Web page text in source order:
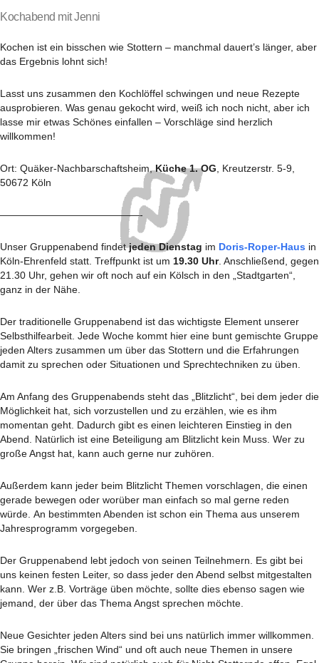
Kochabend mit Jenni
Kochen ist ein bisschen wie Stottern – manchmal dauert’s länger, aber
das Ergebnis lohnt sich!
Lasst uns zusammen den Kochlöffel schwingen und neue Rezepte
ausprobieren. Was genau gekocht wird, weiß ich noch nicht, aber ich
lasse mir etwas Schönes einfallen – Vorschläge sind herzlich
willkommen!
Ort: Quäker-Nachbarschaftsheim,Küche 1. OG , Kreutzerstr. 5-9,
50672 Köln
——————————————-
Unser Gruppenabend findetjeden Dienstag im Doris-Roper-Haus in
Köln-Ehrenfeld statt. Treffpunkt ist um 19.30 Uhr. Anschließend, gegen
21.30 Uhr, gehen wir oft noch auf ein Kölsch in den „Stadtgarten“,
ganz in der Nähe.
Der traditionelle Gruppenabend ist das wichtigste Element unserer
Selbsthilfearbeit. Jede Woche kommt hier eine bunt gemischte Gruppe
jeden Alters zusammen um über das Stottern und die Erfahrungen
damit zu sprechen oder Situationen und Sprechtechniken zu üben.
Am Anfang des Gruppenabends steht das „Blitzlicht“, bei dem jeder die
Möglichkeit hat, sich vorzustellen und zu erzählen, wie es ihm
momentan geht. Dadurch gibt es einen leichteren Einstieg in den
Abend. Natürlich ist eine Beteiligung am Blitzlicht kein Muss. Wer zu
große Angst hat, kann auch gerne nur zuhören.
Außerdem kann jeder beim Blitzlicht Themen vorschlagen, die einen
gerade bewegen oder worüber man einfach so mal gerne reden
würde. An bestimmten Abenden ist schon ein Thema aus unserem
Jahresprogramm vorgegeben.
Der Gruppenabend lebt jedoch von seinen Teilnehmern. Es gibt bei
uns keinen festen Leiter, so dass jeder den Abend selbst mitgestalten
kann. Wer z.B. Vorträge üben möchte, sollte dies ebenso sagen wie
jemand, der über das Thema Angst sprechen möchte.
Neue Gesichter jeden Alters sind bei uns natürlich immer willkommen.
Sie bringen „frischen Wind“ und oft auch neue Themen in unsere